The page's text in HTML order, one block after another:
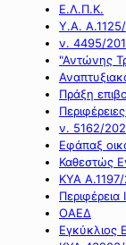
Ε.Λ.Π.Κ.
Υ.Α.
ν. 4495/
"Αντώνης
Πράξη
ν. 5162/
Εφάπαξ
Καθεστώς
ΚΥΑ
ΟΑΕΔ
Εγκύκλιος